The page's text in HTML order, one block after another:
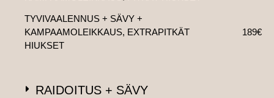
TYVIVAALENNUS + SÄVY +
KAMPAAMOLEIKKAUS, EXTRAPITKÄT
HIUKSET
189€
RAIDOITUS + SÄVY